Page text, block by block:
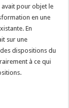
pour objet le
en une
En
sur une
dispositions du
à ce qui